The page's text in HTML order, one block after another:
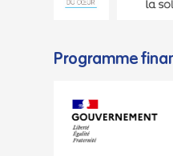
Programme